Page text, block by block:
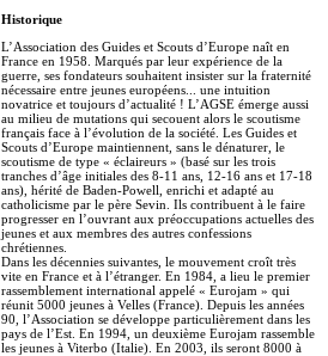
Historique
L’Association des Guides et Scouts d’Europe naît en
France en 1958. Marqués par leur expérience de la
guerre, ses fondateurs souhaitent insister sur la fraternité
nécessaire entre jeunes européens... une intuition
novatrice et toujours d’actualité ! L’AGSE émerge aussi
au milieu de mutations qui secouent alors le scoutisme
français face à l’évolution de la société. Les Guides et
Scouts d’Europe maintiennent, sans le dénaturer, le
scoutisme de type « éclaireurs » (basé sur les trois
tranches d’âge initiales des 8-11 ans, 12-16 ans et 17-18
ans), hérité de Baden-Powell, enrichi et adapté au
catholicisme par le père Sevin. Ils contribuent à le faire
progresser en l’ouvrant aux préoccupations actuelles des
jeunes et aux membres des autres confessions
chrétiennes.
Dans les décennies suivantes, le mouvement croît très
vite en France et à l’étranger. En 1984, a lieu le premier
rassemblement international appelé « Eurojam » qui
réunit 5000 jeunes à Velles (France). Depuis les années
90, l’Association se développe particulièrement dans les
pays de l’Est. En 1994, un deuxième Eurojam rassemble
les jeunes à Viterbo (Italie). En 2003, ils seront 8000 à